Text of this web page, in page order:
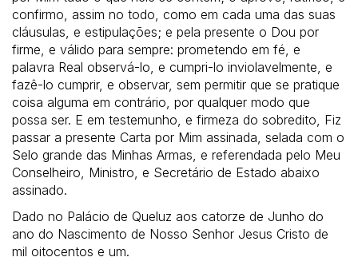
confirmo, assim no todo, como em cada uma das suas
cláusulas, e estipulações; e pela presente o Dou por
firme, e válido para sempre: prometendo em fé, e
palavra Real observá-lo, e cumpri-lo inviolavelmente, e
fazê-lo cumprir, e observar, sem permitir que se pratique
coisa alguma em contrário, por qualquer modo que
possa ser. E em testemunho, e firmeza do sobredito, Fiz
passar a presente Carta por Mim assinada, selada com o
Selo grande das Minhas Armas, e referendada pelo Meu
Conselheiro, Ministro, e Secretário de Estado abaixo
assinado.
Dado no Palácio de Queluz aos catorze de Junho do
ano do Nascimento de Nosso Senhor Jesus Cristo de
mil oitocentos e um.